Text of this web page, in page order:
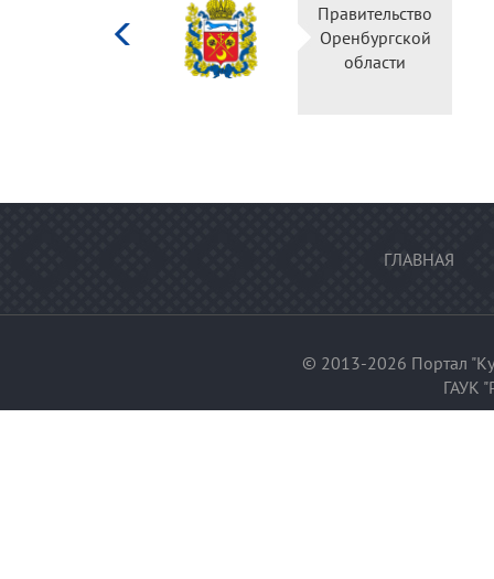
Правительство
Оренбургской
области
ГЛАВНАЯ
© 2013-2026 Портал
ГАУК